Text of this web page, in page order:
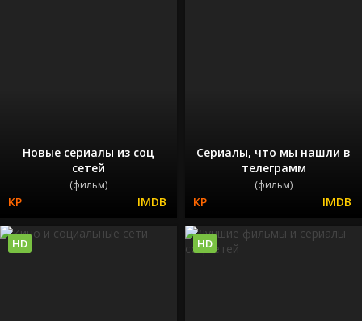
Новые сериалы из соц
сетей
(фильм)
Сериалы, что мы нашли в
телеграмм
(фильм)
HD HD